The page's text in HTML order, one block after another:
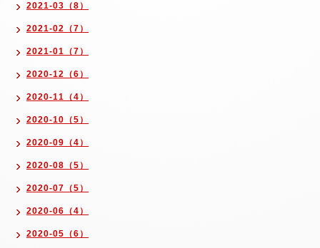
2021-03（8）
2021-02（7）
2021-01（7）
2020-12（6）
2020-11（4）
2020-10（5）
2020-09（4）
2020-08（5）
2020-07（5）
2020-06（4）
2020-05（6）